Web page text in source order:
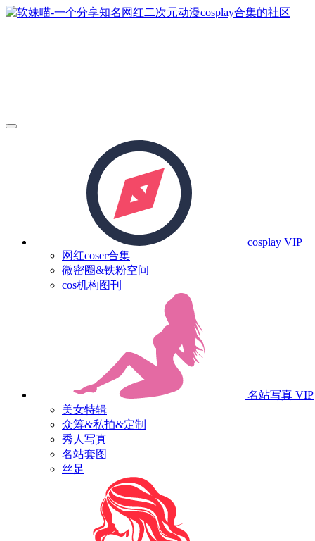
cosplay VIP
网红coser合集
微密圈&铁粉空间
cos机构图刊
名站写真 VIP
美女特辑
众筹&私拍&定制
秀人写真
名站套图
丝足